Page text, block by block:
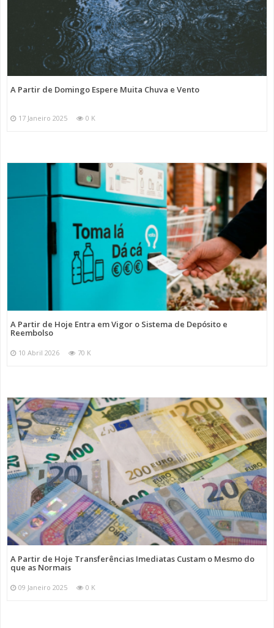
A Partir de Domingo Espere Muita Chuva e Vento
17 Janeiro 2025 0 K
A Partir de Hoje Entra em Vigor o Sistema de Depósito e
Reembolso
10 Abril 2026 70 K
A Partir de Hoje Transferências Imediatas Custam o Mesmo do
que as Normais
09 Janeiro 2025 0 K